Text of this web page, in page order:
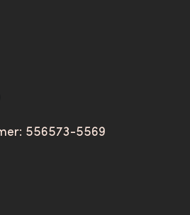
556573-5569